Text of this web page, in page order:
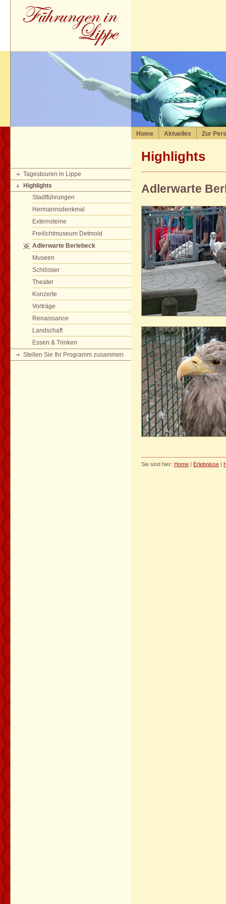
Home Aktuelles Zur
Highlights
Adlerwarte
Tagestouren in Lippe
Highlights
Stadtführungen
Hermannsdenkmal
Externsteine
Freilichtmuseum Detmold
Adlerwarte Berlebeck
Museen
Schlösser
Theater
Konzerte
Vorträge
Renaissance
Landschaft
Essen & Trinken
Stellen Sie Ihr Programm zusammen
Sie sind hier: Home | Erlebnisse |